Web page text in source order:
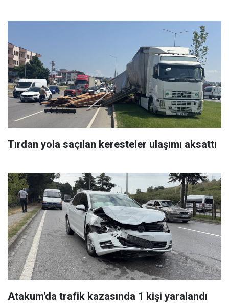
Tırdan yola saçılan keresteler ulaşımı aksattı
Atakum'da trafik kazasında 1 kişi yaralandı